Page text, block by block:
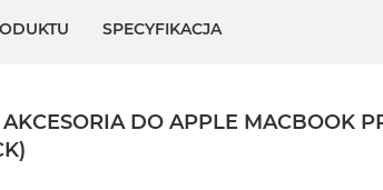
SPECYFIKACJA
DO APPLE MACBOOK